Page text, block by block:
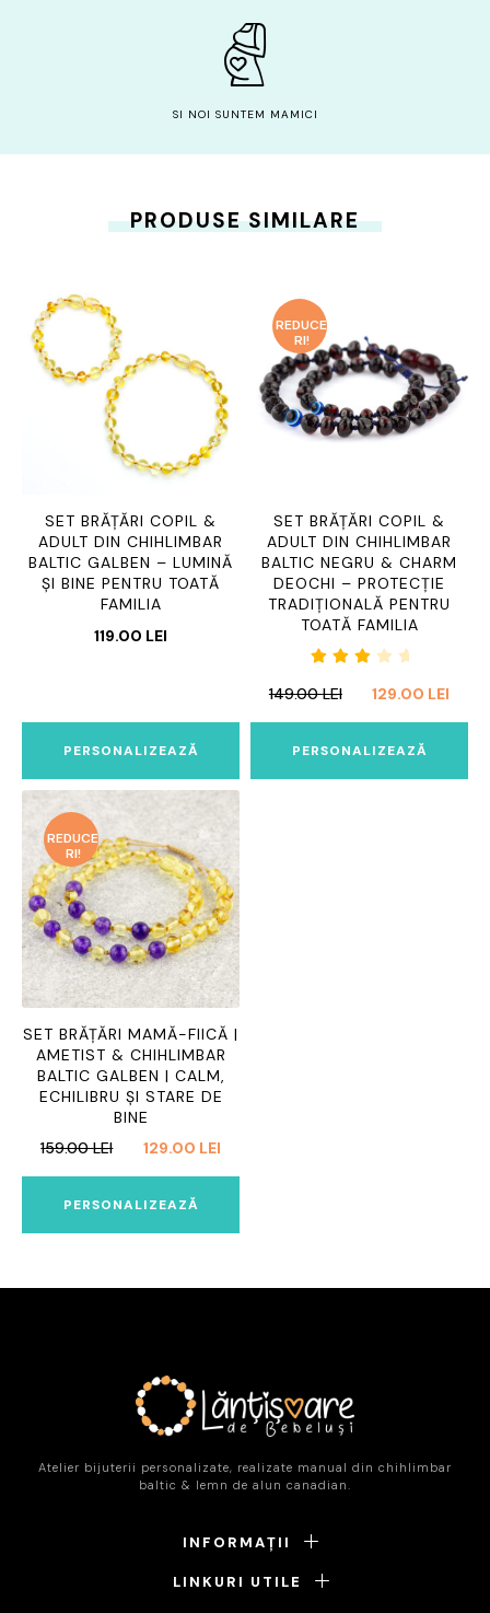
SI NOI SUNTEM MAMICI
PRODUSE SIMILARE
SET BRĂȚĂRI COPIL &
ADULT DIN CHIHLIMBAR
BALTIC GALBEN – LUMINĂ
ȘI BINE PENTRU TOATĂ
FAMILIA
119.00 LEI
PERSONALIZEAZĂ
SET BRĂȚĂRI COPIL &
ADULT DIN CHIHLIMBAR
BALTIC NEGRU & CHARM
DEOCHI – PROTECȚIE
TRADIȚIONALĂ PENTRU
TOATĂ FAMILIA
uat
la
3.00
REDUCE
RI!
149.00LEI
PREȚUL
129.00 LEI
PERSONALIZEAZĂ
SET BRĂȚĂRI MAMĂ-FIICĂ |
AMETIST & CHIHLIMBAR
BALTIC GALBEN | CALM,
ECHILIBRU ȘI STARE DE
BINE
REDUCE
RI!
159.00LEI
PREȚUL
INIȚIAL
A
129.00 LEIPREȚUL
CURENT
PERSONALIZEAZĂ
Atelier bijuterii personalizate, realizate manual din chihlimbar
baltic & lemn de alun canadian.
INFORMAȚII
LINKURI UTILE